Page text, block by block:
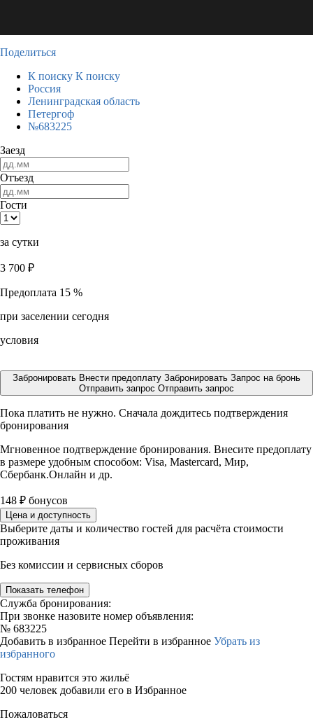
Поделиться
К поиску К поиску
Россия
Ленинградская область
Петергоф
№683225
Заезд
Отъезд
Гости
за сутки
3 700 ₽
Предоплата 15 %
при заселении сегодня
условия
Забронировать Внести предоплату Забронировать Запрос на бронь
Отправить запрос Отправить запрос
Пока платить не нужно. Сначала дождитесь подтверждения
бронирования
Мгновенное подтверждение бронирования. Внесите предоплату
в размере удобным способом: Visa, Mastercard, Мир,
Сбербанк.Онлайн и др.
148 ₽ бонусов
Цена и доступность
Выберите даты и количество гостей для расчёта стоимости
проживания
Без комиссии и сервисных сборов
Показать телефон
Служба бронирования:
При звонке назовите номер объявления:
№ 683225
Добавить в избранное Перейти в избранное Убрать из
избранного
Гостям нравится это жильё
200 человек добавили его в Избранное
Пожаловаться